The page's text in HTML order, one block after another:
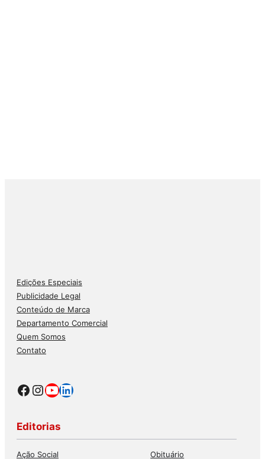
Edições Especiais
Publicidade Legal
Conteúdo de Marca
Departamento Comercial
Quem Somos
Contato
Facebook
Instagram
Youtube
LinkedIn
Editorias
Ação Social
Obituário